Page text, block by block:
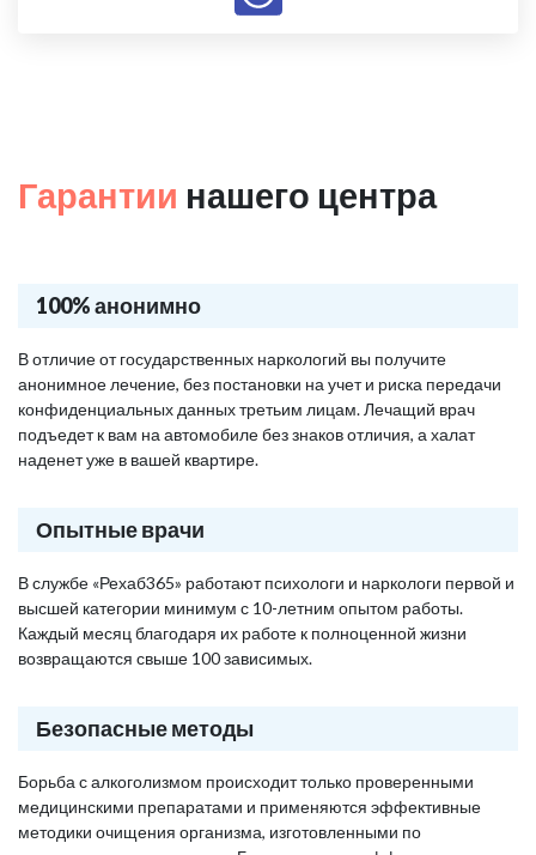
Гарантии нашего центра
100% анонимно
В отличие от государственных наркологий вы получите
анонимное лечение, без постановки на учет и риска передачи
конфиденциальных данных третьим лицам. Лечащий врач
подъедет к вам на автомобиле без знаков отличия, а халат
наденет уже в вашей квартире.
Опытные врачи
В службе «Рехаб365» работают психологи и наркологи первой и
высшей категории минимум с 10-летним опытом работы.
Каждый месяц благодаря их работе к полноценной жизни
возвращаются свыше 100 зависимых.
Безопасные методы
Борьба с алкоголизмом происходит только проверенными
медицинскими препаратами и применяются эффективные
методики очищения организма, изготовленными по